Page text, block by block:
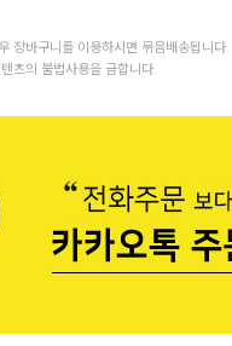
장바구니를 이용하시면 묶음배송됩니다.
츠의 불법사용을 금합니다.